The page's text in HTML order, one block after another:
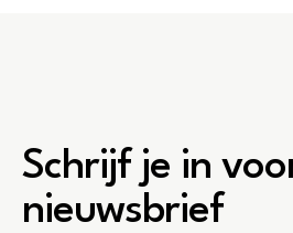
Schrijf je in
nieuwsbrief